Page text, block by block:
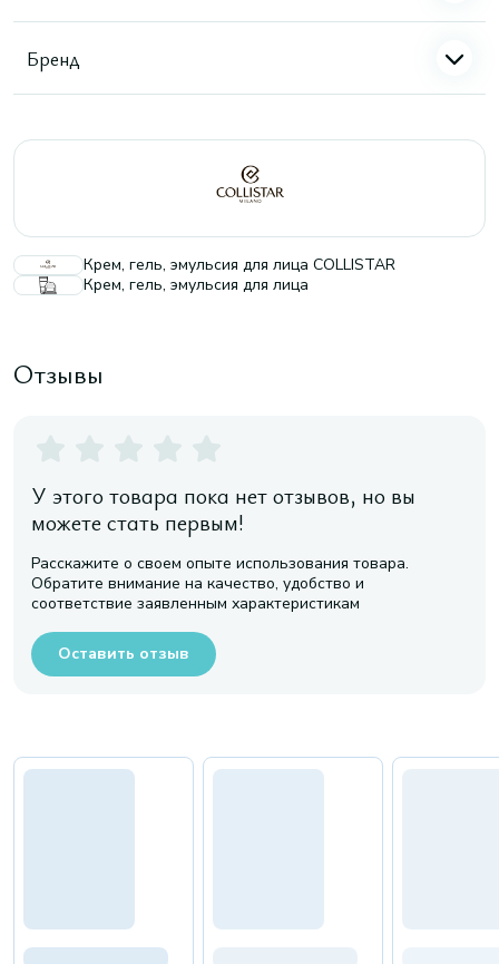
Бренд
Крем, гель, эмульсия для лица COLLISTAR
Крем, гель, эмульсия для лица
Отзывы
У этого товара пока нет отзывов, но вы
можете стать первым!
Расскажите о своем опыте использования товара.
Обратите внимание на качество, удобство и
соответствие заявленным характеристикам
Оставить отзыв